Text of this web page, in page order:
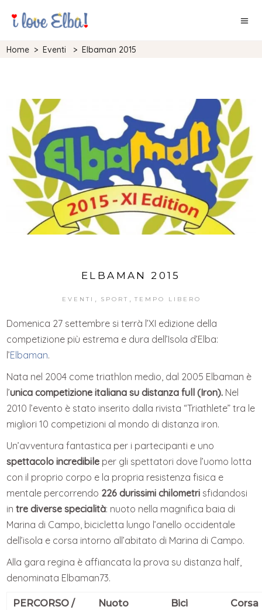
Home >Eventi >Elbaman 2015
ELBAMAN 2015
EVENTI , SPORT , TEMPO LIBERO
Domenica 27 settembre si terrà l’XI edizione della
competizione più estrema e dura dell’Isola d’Elba:
l’Elbaman.
Nata nel 2004 come triathlon medio, dal 2005 Elbaman è
l’unica competizione italiana su distanza full (Iron). Nel
2010 l’evento è stato inserito dalla rivista “Triathlete” tra le
migliori 10 competizioni al mondo di distanza iron.
Un’avventura fantastica per i partecipanti e uno
spettacolo incredibile per gli spettatori dove l’uomo lotta
con il proprio corpo e la propria resistenza fisica e
mentale percorrendo 226 durissimi chilometri sfidandosi
intre diverse specialità: nuoto nella magnifica baia di
Marina di Campo, bicicletta lungo l’anello occidentale
dell’isola e corsa intorno all’abitato di Marina di Campo.
Alla gara regina è affiancata la prova su distanza half,
denominata Elbaman73.
PERCORSO /
Nuoto
Bici
Corsa